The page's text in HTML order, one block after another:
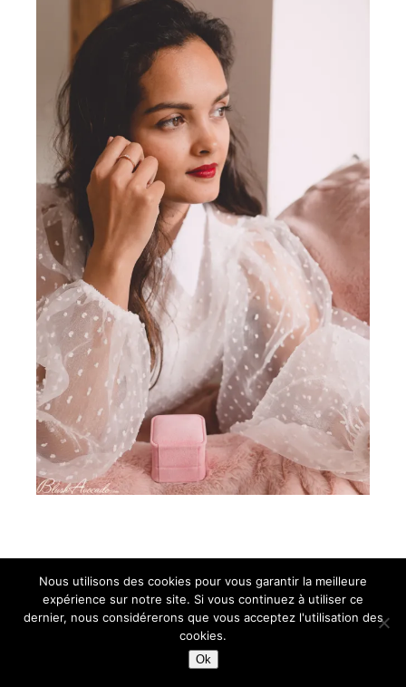
Nous utilisons des cookies pour vous garantir la meilleure
expérience sur notre site. Si vous continuez à utiliser ce
dernier, nous considérerons que vous acceptez l'utilisation des
cookies.
Ok